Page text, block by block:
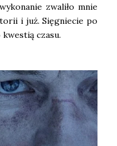
zwaliło mnie
i już. Sięgniecie po
czasu.